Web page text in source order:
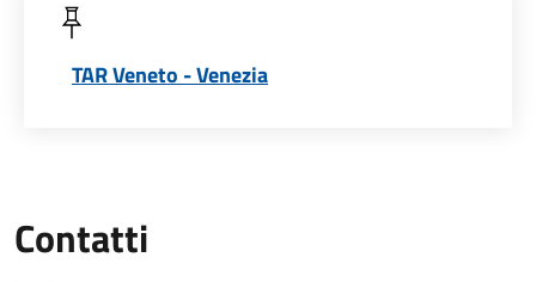
TAR Veneto - Venezia
Contatti